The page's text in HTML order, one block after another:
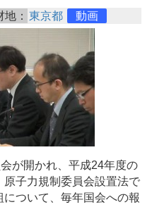
地： 東京都 動画
が開かれ、平成24年度の
子力規制委員会設置法で
ついて、毎年国会への報